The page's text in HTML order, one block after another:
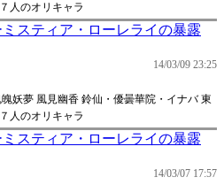
人のオリキャラ
スティア・ローレライの暴露
14/03/09 23:25
妖夢 風見幽香 鈴仙・優曇華院・イナバ 東
人のオリキャラ
スティア・ローレライの暴露
14/03/07 17:57